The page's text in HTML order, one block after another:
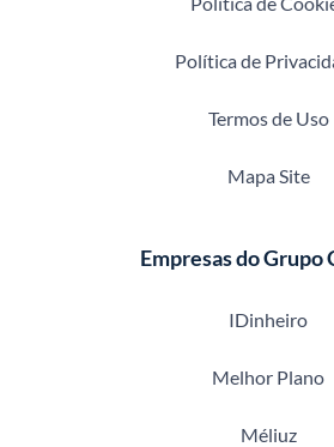
Política de
Termos de Uso
Mapa Site
Empresas do Grupo
IDinheiro
Melhor Plano
Méliuz